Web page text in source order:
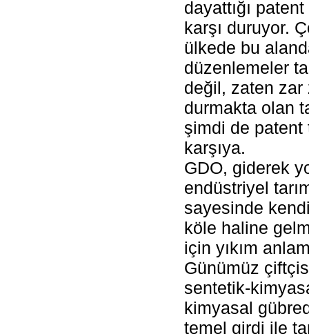
dayattığı
karşı duruyor.
ülkede bu
düzenlemeler
değil, zaten zar
durmakta olan
şimdi de patent
karşıya.
GDO, giderek
endüstriyel
sayesinde
köle haline
için yıkım
Günümüz
sentetik-
kimyasal
temel girdi ile